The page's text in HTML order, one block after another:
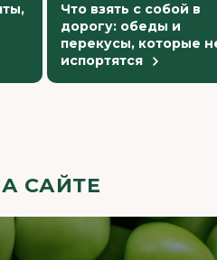
Что взять с собой в
дорогу: обеды и
перекусы, которые
испортятся
САЙТЕ